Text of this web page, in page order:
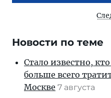
Новости по теме
Стало известно,
больше всего
Москве 7 августа